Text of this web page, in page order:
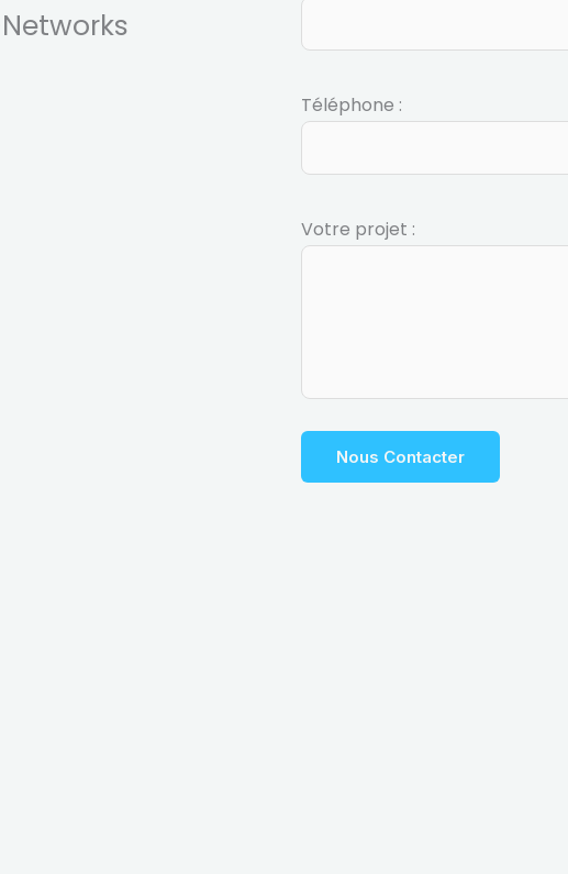
Téléphone :
Votre projet :